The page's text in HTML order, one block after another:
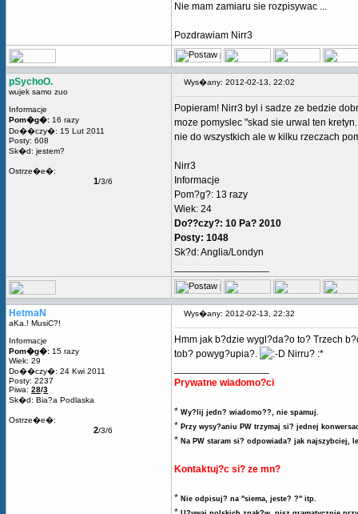
Nie mam zamiaru sie rozpisywac ...
Pozdrawiam Nirr3
pSychoO.
wujek samo zuo
Informacje
Pom�g�: 16 razy
Do��czy�: 15 Lut 2011
Posty: 608
Sk�d: jestem?
Ostrze�e�:
1/3/6
Wys�any: 2012-02-13, 22:02
Popieram! Nirr3 byl i sadze ze bedzie
moze pomyslec "skad sie urwal ten
nie do wszystkich ale w kilku rzeczach
Nirr3
Informacje
Pom?g?: 13 razy
Wiek: 24
Do??czy?: 10 Pa? 2010
Posty: 1048
Sk?d: Anglia/Londyn
HetmaN
aKa.! MusiC?!
Informacje
Pom�g�: 15 razy
Wiek: 29
Do��czy�: 24 Kwi 2011
Posty: 2237
Piwa: 28/3
Sk�d: Bia?a Podlaska
Ostrze�e�:
2/3/6
Wys�any: 2012-02-13, 22:32
Hmm jak b?dzie wygl?da?o to? Trzech
tob? powyg?upia?.
Nirru? :*
Prywatne wiadomo?ci
* Wy?lij jedn? wiadomo??, nie spamuj.
* Przy wysy?aniu PW trzymaj si? jednej
* Na PW staram si? odpowiada? jak
Kontaktuj?c si? ze mn?
* Nie odpisuj? na "siema, jeste? ?" itp.